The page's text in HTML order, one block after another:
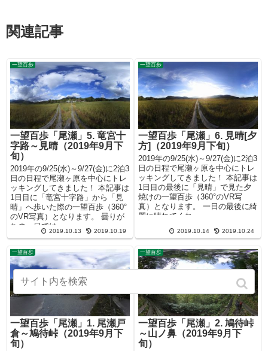
関連記事
一望百歩
一望百歩「尾瀬」5. 竜宮十
字路～見晴（2019年9月下
旬）
2019年の9/25(水)～9/27(金)に2泊3
日の日程で尾瀬ヶ原を中心にトレ
ッキングしてきました！ 本記事は
1日目に「竜宮十字路」から「見
晴」へ歩いた際の一望百歩（360°
のVR写真）となります。 曇りが
ちの一日では...
2019.10.13 2019.10.19
一望百歩
一望百歩「尾瀬」6. 見晴[夕
方]（2019年9月下旬）
2019年の9/25(水)～9/27(金)に2泊3
日の日程で尾瀬ヶ原を中心にトレ
ッキングしてきました！ 本記事は
1日目の最後に「見晴」で見た夕
焼けの一望百歩（360°のVR写
真）となります。 一日の最後に綺
麗に晴れてくれ...
2019.10.14 2019.10.24
一望百歩
一望百歩「尾瀬」1. 尾瀬戸
倉～鳩待峠（2019年9月下
旬）
一望百歩
一望百歩「尾瀬」2. 鳩待峠
～山ノ鼻（2019年9月下
旬）